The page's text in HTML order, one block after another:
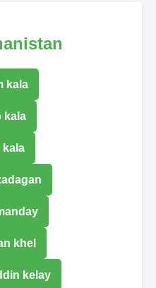
kala
kala
kala
khel
kelay